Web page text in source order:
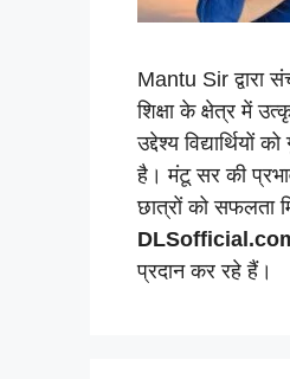
Mantu Sir द्वारा
शिक्षा के क्षेत्र में
उद्देश्य विद्यार्थियों
है। मंटू सर की
छात्रों को सफलता
प्रदान कर रहे हैं।